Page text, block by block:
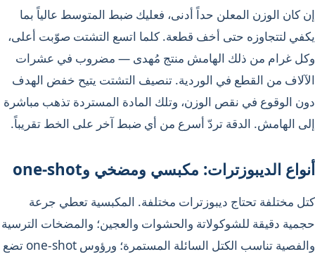
إن كان الوزن المعلن حداً أدنى، فعليك ضبط المتوسط عالياً بما
يكفي لتتجاوزه حتى أخف قطعة. كلما اتسع التشتت صوّبت أعلى،
وكل غرام من ذلك الهامش منتج مُهدى — مضروب في عشرات
الآلاف من القطع في الوردية. تنصيف التشتت يتيح خفض الهدف
دون الوقوع في نقص الوزن، وتلك المادة المستردة تذهب مباشرة
إلى الهامش. الدقة تردّ أسرع من أي ضبط آخر على الخط تقريباً.
أنواع الديبوزترات: مكبسي ومضخي وone-shot
كتل مختلفة تحتاج ديبوزترات مختلفة. المكبسية تعطي جرعة
حجمية دقيقة للشوكولاتة والحشوات والعجين؛ والمضخات الترسية
والفصية تناسب الكتل السائلة المستمرة؛ ورؤوس one-shot تضع